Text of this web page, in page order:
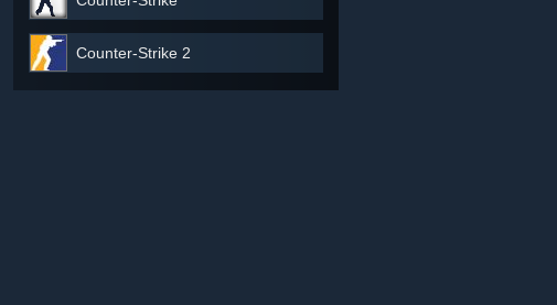
Counter-Strike 2